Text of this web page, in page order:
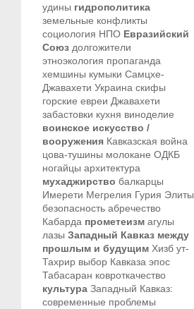
удины гидрополитика
земельные конфликты
социология НПО Евразийский
Союз долгожители
этноэкология пропаганда
хемшины кумыки Самцхе-
Джавахети Украина скифы
горские евреи Джавахети
забастовки кухня виноделие
воинское искусство /
вооружения Кавказская война
цова-тушины молокане ОДКБ
ногайцы архитектура
мухаджирство балкарцы
Имерети Мегрелия Гурия Элиты
безопасность абречество
Кабарда прометеизм агулы
лазы Западный Кавказ между
прошлым и будущим Хизб ут-
Тахрир выбор Кавказа эпос
Табасаран ковроткачество
культура Западный Кавказ:
современные проблемы